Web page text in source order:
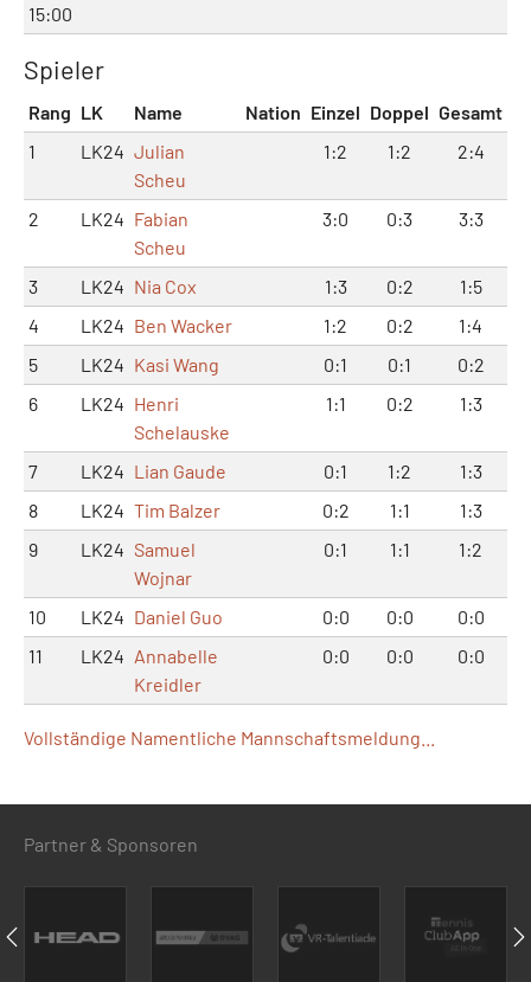
15:00
Spieler
Rang LK Name Nation Einzel Doppel Gesamt
1
LK24 Julian
Scheu
1:2 1:2 2:4
2 LK24 Fabian
Scheu
3:0 0:3 3:3
3 LK24 Nia Cox 1:3 0:2
1:5
4
LK24 Ben Wacker 1:2 0:2
1:4
5
LK24 Kasi Wang 0:1 0:1
0:2
6
LK24 Henri
Schelauske
1:1 0:2 1:3
7 LK24 Lian Gaude 0:1 1:2
1:3
8
LK24 Tim Balzer 0:2 1:1
1:3
9
LK24 Samuel
Wojnar
0:1 1:1 1:2
10 LK24 Daniel Guo 0:0 0:0
0:0
11
LK24 Annabelle
Kreidler
0:0 0:0 0:0
Vollständige Namentliche Mannschaftsmeldung...
Partner & Sponsoren